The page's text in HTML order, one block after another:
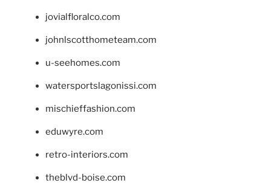
jovialfloralco.com
johnlscotthometeam.com
u-seehomes.com
watersportslagonissi.com
mischieffashion.com
eduwyre.com
retro-interiors.com
theblvd-boise.com